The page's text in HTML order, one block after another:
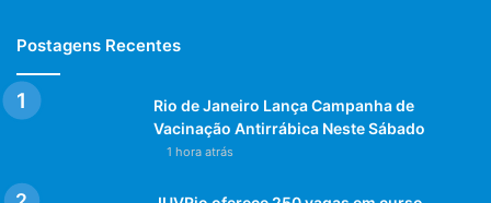
Postagens Recentes
Rio de Janeiro Lança Campanha de
Vacinação Antirrábica Neste Sábado
1 hora atrás